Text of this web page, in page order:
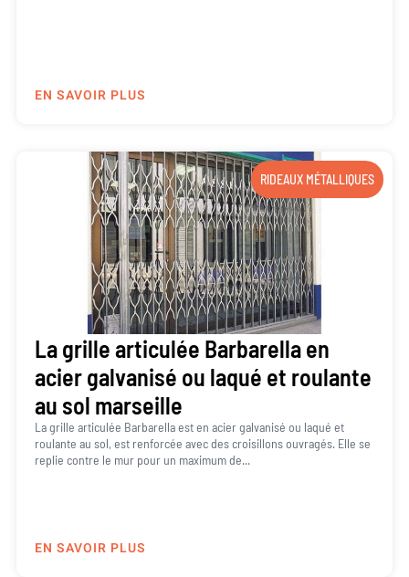
EN SAVOIR PLUS
RIDEAUX MÉTALLIQUES
La grille articulée Barbarella en
acier galvanisé ou laqué et roulante
au sol marseille
La grille articulée Barbarella est en acier galvanisé ou laqué et
roulante au sol, est renforcée avec des croisillons ouvragés. Elle se
replie contre le mur pour un maximum de...
EN SAVOIR PLUS